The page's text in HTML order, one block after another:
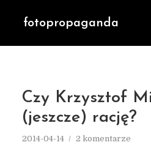
fotopropaganda
Czy Krzysztof
(jeszcze) rację?
2014-04-14 2 komentarze